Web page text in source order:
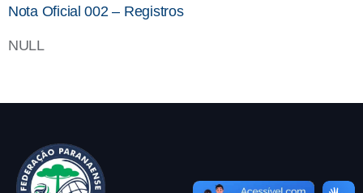
Nota Oficial 002 – Registros
NULL